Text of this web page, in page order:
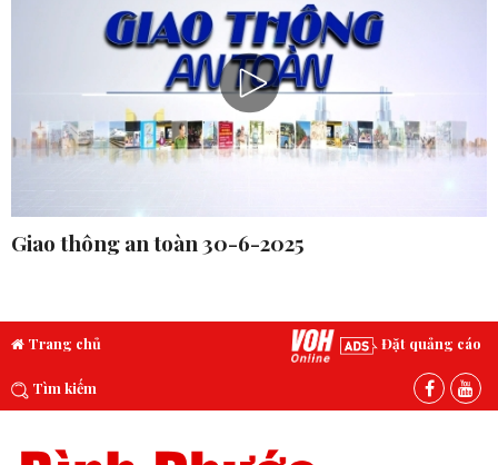
Giao thông an toàn 30-6-2025
Trang chủ Đặt quảng cáo
Tìm kiếm